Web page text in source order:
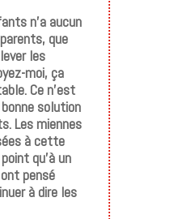
n’a aucun
que
les
moi, ça
Ce n’est
solution
Les miennes
à cette
qu’à un
pensé
à dire les